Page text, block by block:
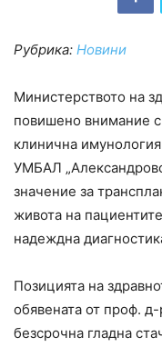
Рубрика: Новини
Министерството на
повишено внимание
клинична
УМБАЛ
значение за
живота на
надеждна
Позицията на
обявената от проф.
безсрочна гладна